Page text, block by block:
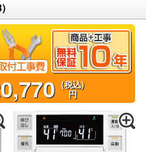
(税込)
円